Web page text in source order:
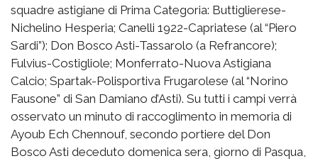
squadre astigiane di Prima Categoria: Buttiglierese-
Nichelino Hesperia; Canelli 1922-Capriatese (al “Piero
Sardi”); Don Bosco Asti-Tassarolo (a Refrancore);
Fulvius-Costigliole; Monferrato-Nuova Astigiana
Calcio; Spartak-Polisportiva Frugarolese (al “Norino
Fausone” di San Damiano d’Asti). Su tutti i campi verrà
osservato un minuto di raccoglimento in memoria di
Ayoub Ech Chennouf, secondo portiere del Don
Bosco Asti deceduto domenica sera, giorno di Pasqua,